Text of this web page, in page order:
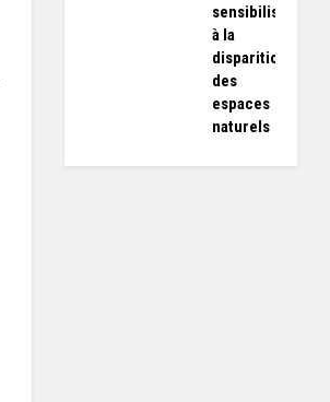
sensibiliser
à la
disparition
des
espaces
naturels